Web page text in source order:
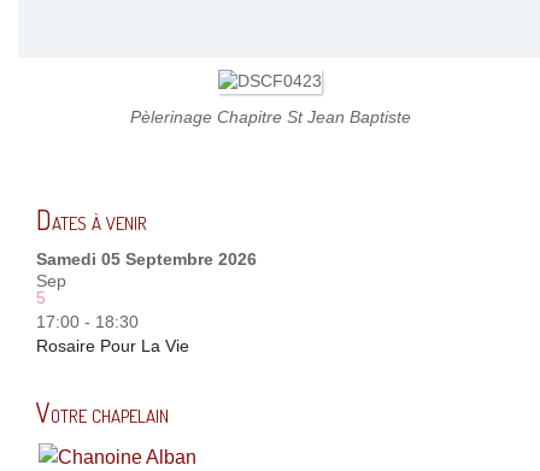
Pèlerinage Chapitre St Jean Baptiste
Dates à venir
Samedi 05 Septembre 2026
Sep
5
17:00 - 18:30
Rosaire Pour La Vie
Votre chapelain